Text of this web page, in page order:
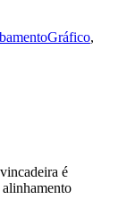
,
é
alinhamento